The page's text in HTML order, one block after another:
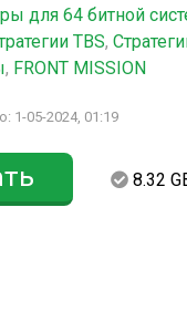
для 64 битной
TBS,
, FRONT MISSION
1-05-2024, 01:19
8.32